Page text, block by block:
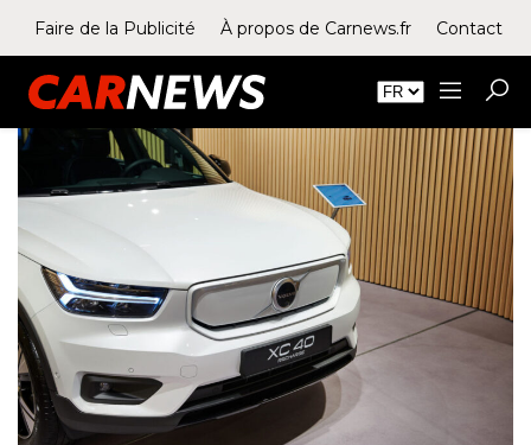
Faire de la Publicité À propos de Carnews.fr Contact